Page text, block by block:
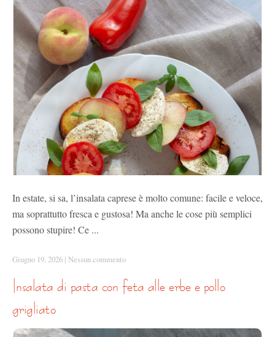
In estate, si sa, l’insalata caprese è molto comune: facile e veloce,
ma soprattutto fresca e gustosa! Ma anche le cose più semplici
possono stupire! Ce ...
Giugno 19, 2026 | Nessun commento
insalata di pasta con feta alle erbe e pollo
grigliato